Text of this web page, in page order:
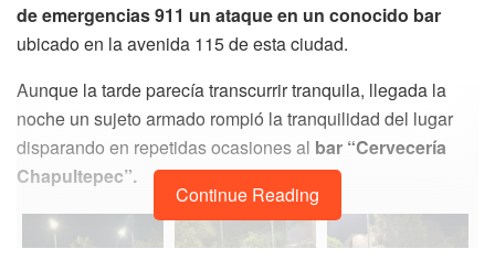
de emergencias 911 un ataque en un conocido bar
ubicado en la avenida 115 de esta ciudad.
Aunque la tarde parecía transcurrir tranquila, llegada la
noche un sujeto armado rompió la tranquilidad del lugar
disparando en repetidas ocasiones al bar “Cervecería
Chapultepec”.
Continue Reading